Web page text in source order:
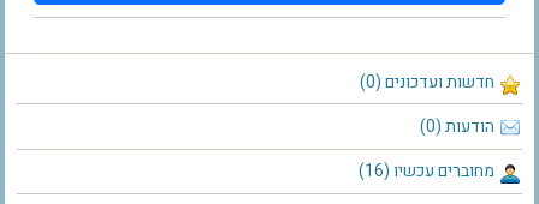
חדשות ועדכונים (0)
הודעות (0)
מחוברים עכשיו (16)